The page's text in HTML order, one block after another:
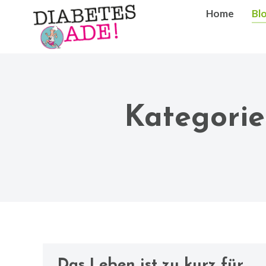
Home